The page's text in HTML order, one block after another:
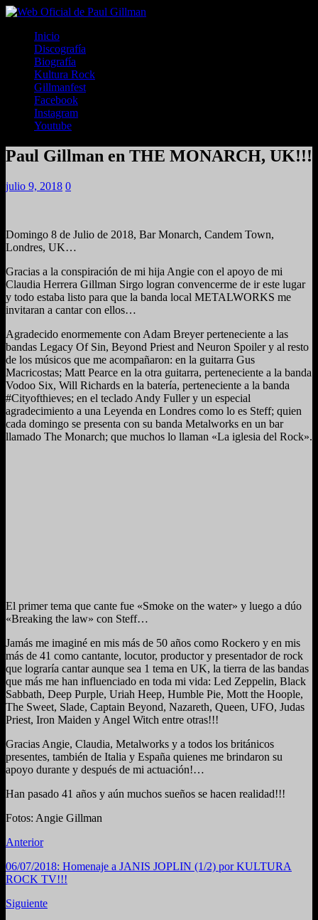
Inicio
Discografía
Biografía
Kultura Rock
Gillmanfest
Facebook
Instagram
Youtube
Paul Gillman en THE MONARCH, UK!!!
julio 9, 2018 0
Domingo 8 de Julio de 2018, Bar Monarch, Candem Town,
Londres, UK…
Gracias a la conspiración de mi hija Angie con el apoyo de mi
Claudia Herrera Gillman Sirgo logran convencerme de ir este lugar
y todo estaba listo para que la banda local METALWORKS me
invitaran a cantar con ellos…
Agradecido enormemente con Adam Breyer perteneciente a las
bandas Legacy Of Sin, Beyond Priest and Neuron Spoiler y al resto
de los músicos que me acompañaron: en la guitarra Gus
Macricostas; Matt Pearce en la otra guitarra, perteneciente a la banda
Vodoo Six, Will Richards en la batería, perteneciente a la banda
#Cityofthieves; en el teclado Andy Fuller y un especial
agradecimiento a una Leyenda en Londres como lo es Steff; quien
cada domingo se presenta con su banda Metalworks en un bar
llamado The Monarch; que muchos lo llaman «La iglesia del Rock».
El primer tema que cante fue «Smoke on the water» y luego a dúo
«Breaking the law» con Steff…
Jamás me imaginé en mis más de 50 años como Rockero y en mis
más de 41 como cantante, locutor, productor y presentador de rock
que lograría cantar aunque sea 1 tema en UK, la tierra de las bandas
que más me han influenciado en toda mi vida: Led Zeppelin, Black
Sabbath, Deep Purple, Uriah Heep, Humble Pie, Mott the Hoople,
The Sweet, Slade, Captain Beyond, Nazareth, Queen, UFO, Judas
Priest, Iron Maiden y Angel Witch entre otras!!!
Gracias Angie, Claudia, Metalworks y a todos los británicos
presentes, también de Italia y España quienes me brindaron su
apoyo durante y después de mi actuación!…
Han pasado 41 años y aún muchos sueños se hacen realidad!!!
Fotos: Angie Gillman
Anterior
06/07/2018: Homenaje a JANIS JOPLIN (1/2) por KULTURA
ROCK TV!!!
Siguiente